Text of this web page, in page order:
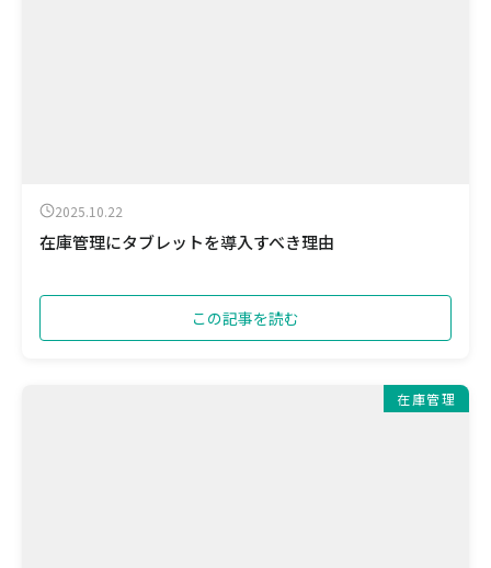
2025.10.22
在庫管理にタブレットを導入すべき理由
この記事を読む
在庫管理